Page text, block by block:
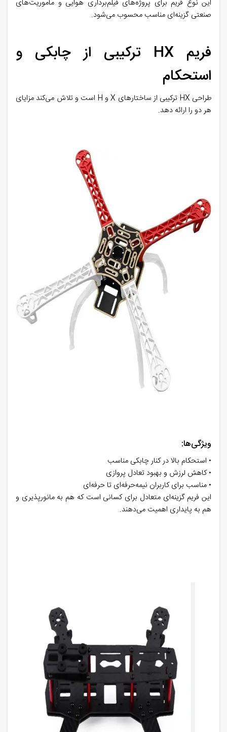
این نوع فریم برای پروژه‌های فیلم‌برداری هوایی و مأموریت‌های
صنعتی گزینه‌ای مناسب محسوب می‌شود.
فریم HX ترکیبی از چابکی و
استحکام
طراحی HX ترکیبی از ساختارهای X و H است و تلاش می‌کند مزایای
هر دو را ارائه دهد.
ویژگی‌ها:
• استحکام بالا در کنار چابکی مناسب
• کاهش لرزش و بهبود تعادل پروازی
• مناسب برای کاربران نیمه‌حرفه‌ای تا حرفه‌ای
این فریم گزینه‌ای متعادل برای کسانی است که هم به مانورپذیری و
هم به پایداری اهمیت می‌دهند.